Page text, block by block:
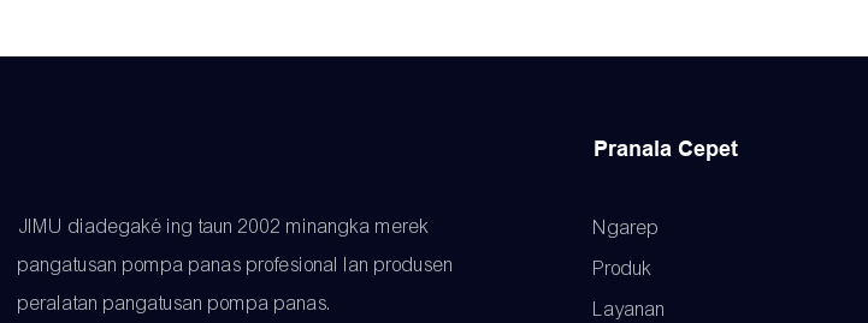
JIMU diadegaké ing taun 2002 minangka merek
pangatusan pompa panas profesional lan produsen
peralatan pangatusan pompa panas.
Pranala Cepet
Ngarep
Produk
Layanan